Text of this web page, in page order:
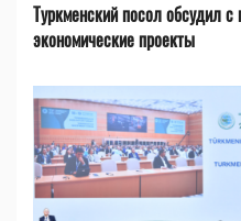
Туркменский посол обсудил с
экономические проекты